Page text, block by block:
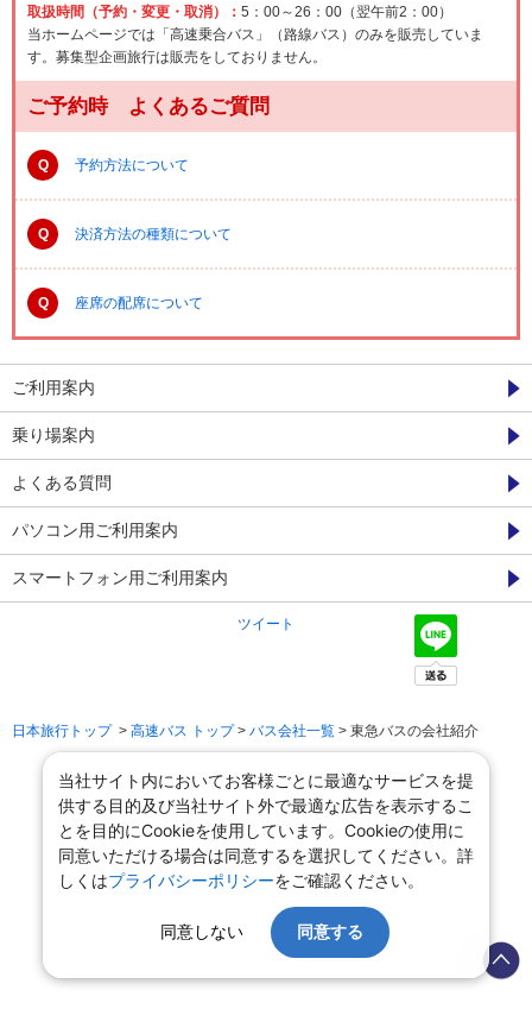
取扱時間（予約・変更・取消）： 5：00～26：00（翌午前2：00）
当ホームページでは「高速乗合バス」（路線バス）のみを販売していま
す。募集型企画旅行は販売をしておりません。
ご予約時 よくあるご質問
Q 予約方法について
Q 決済方法の種類について
Q 座席の配席について
ご利用案内
乗り場案内
よくある質問
パソコン用ご利用案内
スマートフォン用ご利用案内
ツイート
日本旅行トップ> 高速バス トップ> バス会社一覧 > 東急バスの会社紹介
当社サイト内においてお客様ごとに最適なサービスを提
供する目的及び当社サイト外で最適な広告を表示するこ
とを目的にCookieを使用しています。Cookieの使用に
同意いただける場合は同意するを選択してください。詳
しくはプライバシーポリシーをご確認ください。
同意しない 同意する